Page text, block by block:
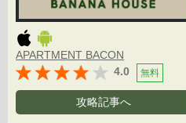
APARTMENT BACON
4.0
無料
攻略記事へ